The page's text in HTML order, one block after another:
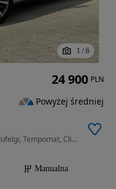
1 / 6
999 cm3 • 75 KM • FR-Line, Czarny sufit, Alufelgi, Tempomat, Climatronic, Podg. siedzeni
Manualna
24 900 PLN
Powyżej średniej